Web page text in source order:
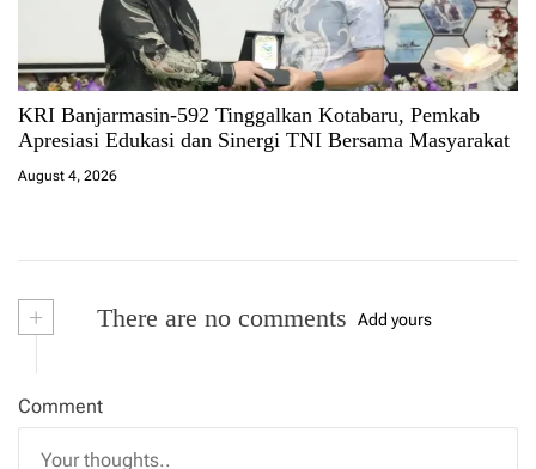
KRI Banjarmasin-592 Tinggalkan Kotabaru, Pemkab
Apresiasi Edukasi dan Sinergi TNI Bersama Masyarakat
August 4, 2026
+ There are no comments Add yours
Comment